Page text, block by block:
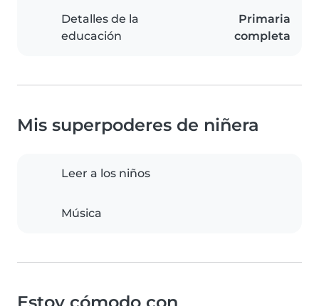
Detalles de la
educación
Primaria
completa
Mis superpoderes de niñera
Leer a los niños
Música